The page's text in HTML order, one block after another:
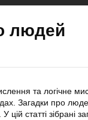
людей
та логічне
Загадки про
статті зібрані